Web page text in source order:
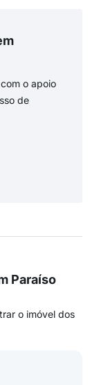
o apoio
de
Paraíso
o imóvel dos